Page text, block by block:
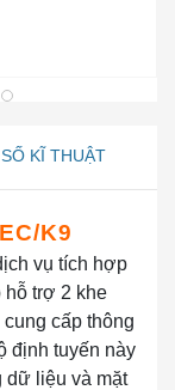
KĨ THUẬT
K9
vụ tích hợp
hỗ trợ 2 khe
cấp thông
định tuyến này
dữ liệu và mặt